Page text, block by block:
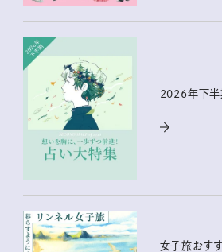
2026年下半
女子旅おす